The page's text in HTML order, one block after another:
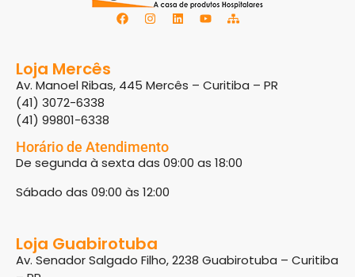
Loja Mercês
Av. Manoel Ribas, 445 Mercês – Curitiba – PR
(41) 3072-6338
(41) 99801-6338
Horário de Atendimento
De segunda à sexta das 09:00 as 18:00
Sábado das 09:00 às 12:00
Loja Guabirotuba
Av. Senador Salgado Filho, 2238 Guabirotuba – Curitiba